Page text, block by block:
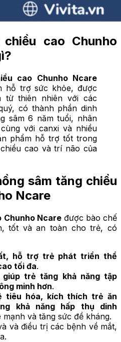
cao Chunho
cao Chunho Ncare
hỗ trợ sức khỏe, được
từ thiên nhiên với các
có thành phần dinh
sâm 6 năm tuổi, nhân
với canxi và nhiều
phẩm hỗ trợ tốt trong
cao và trí não của
sâm tăng chiều
Ncare
Chunho Ncaređược bào chế
tốt và an toàn cho trẻ, có
hỗ trợ trẻ phát triển thể
tối đa.
trẻ tăng khả năng tập
minh hơn.
tiêu hóa, kích thích trẻ ăn
khả năng hấp thụ dinh
mạnh và tăng sức đề kháng.
và điều trị các bệnh về mắt,